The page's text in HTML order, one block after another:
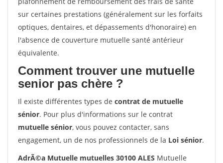
sur certaines prestations (généralement sur les forfaits
optiques, dentaires, et dépassements d'honoraire) en
l'absence de couverture mutuelle santé antérieur
équivalente.
Comment trouver une mutuelle
senior pas chère ?
Il existe différentes types de contrat de mutuelle
sénior. Pour plus d'informations sur le contrat
mutuelle sénior, vous pouvez contacter, sans
engagement, un de nos professionnels de la Loi sénior.
AdrÃ©a Mutuelle mutuelles 30100 ALES Mutuelle